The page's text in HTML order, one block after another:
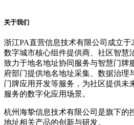
关于我们
浙江PA直营信息技术有限公司成立于
数字城市核心组件提供商、社区智慧
致力于地名地址协同服务与智慧门牌
府部门提供地名地址采集、数据治理
门牌应用开发等服务，为社区提供未
服务的数字化应用场景。
杭州海挚信息技术有限公司是旗下的
地址相关产品的创新与研发。